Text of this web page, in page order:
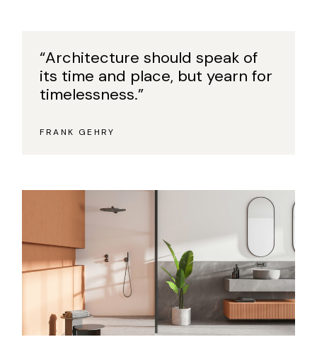
“Architecture should speak of
its time and place, but yearn for
timelessness.”
FRANK GEHRY